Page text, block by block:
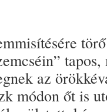
az
módon őt is